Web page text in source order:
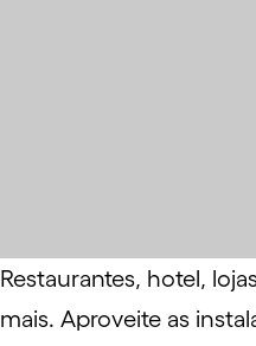
Restaurantes, hotel,
mais. Aproveite as